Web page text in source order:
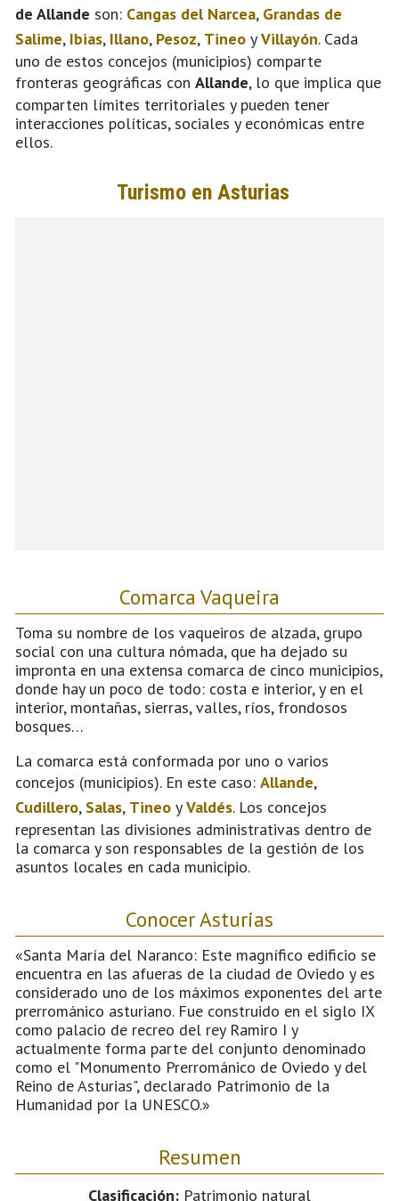
de Allande son: Cangas del Narcea, Grandas de
Salime, Ibias, Illano, Pesoz, Tineo yVillayón. Cada
uno de estos concejos (municipios) comparte
fronteras geográficas con Allande, lo que implica que
comparten límites territoriales y pueden tener
interacciones políticas, sociales y económicas entre
ellos.
Comarca Vaqueira
Toma su nombre de los vaqueiros de alzada, grupo
social con una cultura nómada, que ha dejado su
impronta en una extensa comarca de cinco municipios,
donde hay un poco de todo: costa e interior, y en el
interior, montañas, sierras, valles, ríos, frondosos
bosques…
La comarca está conformada por uno o varios
concejos (municipios). En este caso: Allande,
Cudillero, Salas, Tineo yValdés. Los concejos
representan las divisiones administrativas dentro de
la comarca y son responsables de la gestión de los
asuntos locales en cada municipio.
Conocer Asturias
«Santa María del Naranco: Este magnífico edificio se
encuentra en las afueras de la ciudad de Oviedo y es
considerado uno de los máximos exponentes del arte
prerrománico asturiano. Fue construido en el siglo IX
como palacio de recreo del rey Ramiro I y
actualmente forma parte del conjunto denominado
como el "Monumento Prerrománico de Oviedo y del
Reino de Asturias", declarado Patrimonio de la
Humanidad por la UNESCO.»
Resumen
Clasificación: Patrimonio natural